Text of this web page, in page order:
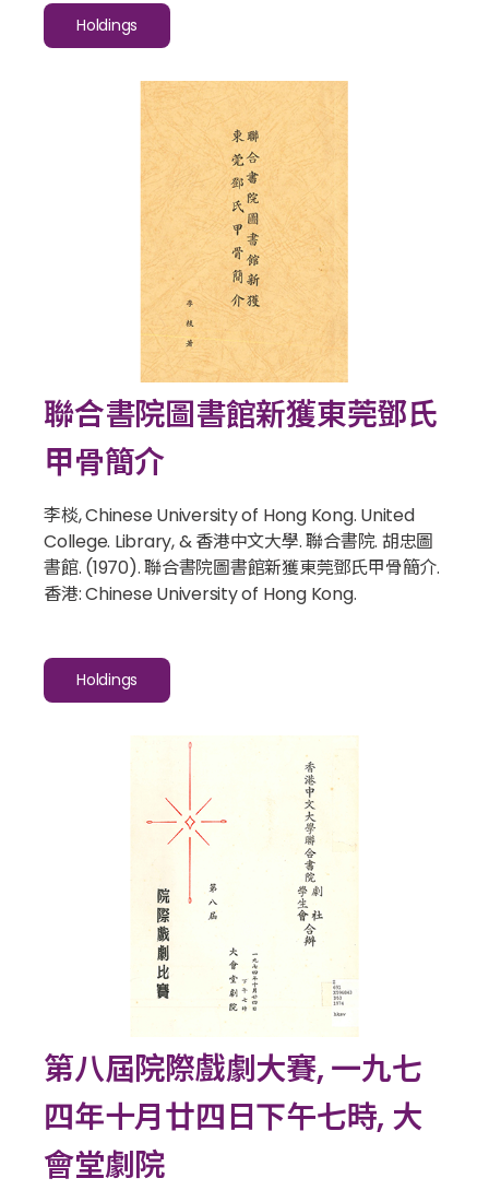
Holdings
聯合書院圖書館新獲東莞鄧氏
甲骨簡介
李棪, Chinese University of Hong Kong. United
College. Library, & 香港中文大學. 聯合書院. 胡忠圖
書館. (1970).聯合書院圖書館新獲東莞鄧氏甲骨簡介.
香港: Chinese University of Hong Kong.
Holdings
第八屆院際戲劇大賽, 一九七
四年十月廿四日下午七時, 大
會堂劇院